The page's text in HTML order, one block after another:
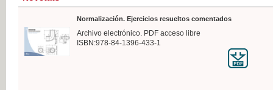
Normalización. Ejercicios resueltos comentados
Archivo electrónico. PDF acceso libre
ISBN:978-84-1396-433-1